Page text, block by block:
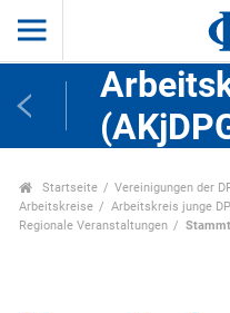
Startseite Vereinigungen der
Arbeitskreise
Arbeitskreis junge
Regionale Veranstaltungen